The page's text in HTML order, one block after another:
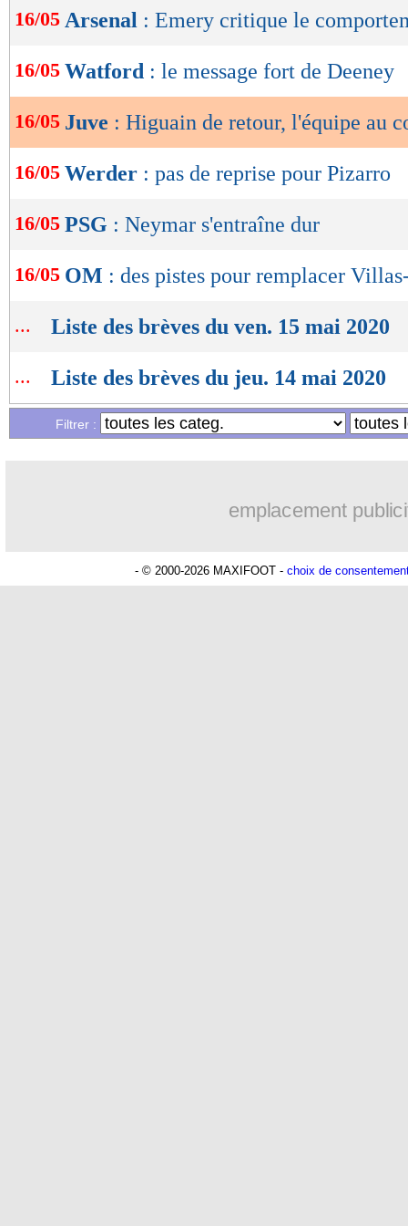
lecture
OK
16/05 Arsenal : Emery critique le
16/05 Watford : le message fort de Deeney
16/05 Juve : Higuain de retour, l'équipe au
16/05 Werder : pas de reprise pour Pizarro
16/05 PSG : Neymar s'entraîne dur
16/05 OM : des pistes pour remplacer
... Liste des brèves du ven. 15 mai 2020
... Liste des brèves du jeu. 14 mai 2020
Filtrer :
emplacement
- © 2000-2026 MAXIFOOT - choix de